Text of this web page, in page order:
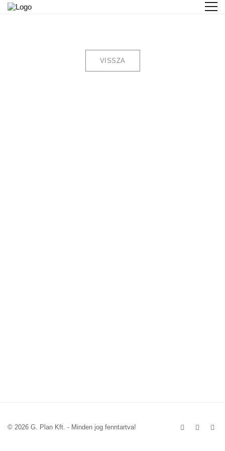
VISSZA
© 2026 G. Plan Kft. - Minden jog fenntartva!